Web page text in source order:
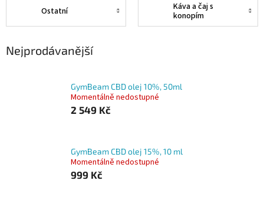
Ostatní
Káva a čaj s
konopím
Nejprodávanější
GymBeam CBD olej 10%, 50ml
Momentálně nedostupné
2 549 Kč
GymBeam CBD olej 15%, 10 ml
Momentálně nedostupné
999 Kč